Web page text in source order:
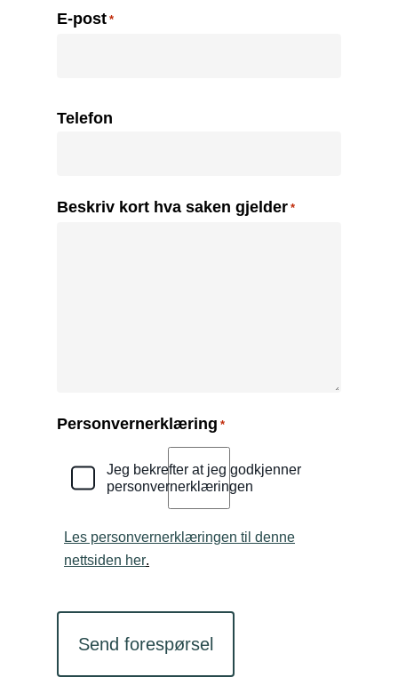
E-post *
Telefon
Beskriv kort hva saken gjelder *
Personvernerklæring *
Jeg bekrefter at jeg godkjenner
personvernerklæringen
Les personvernerklæringen til denne
nettsiden her.